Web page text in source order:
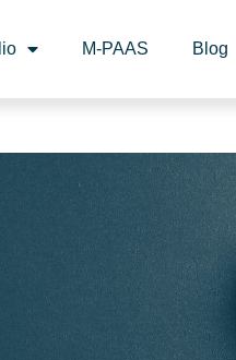
M-PAAS Blog